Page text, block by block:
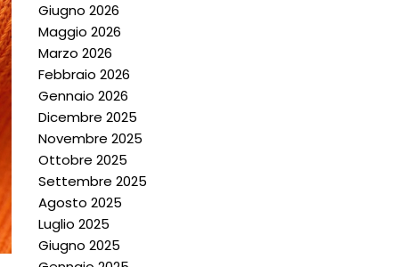
Giugno 2026
Maggio 2026
Marzo 2026
Febbraio 2026
Gennaio 2026
Dicembre 2025
Novembre 2025
Ottobre 2025
Settembre 2025
Agosto 2025
Luglio 2025
Giugno 2025